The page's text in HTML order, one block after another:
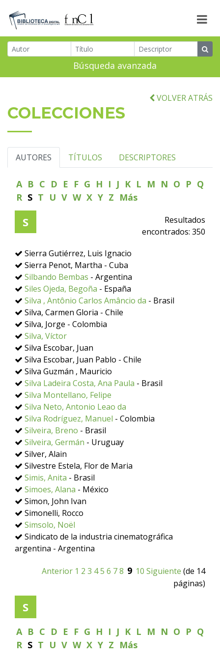
Búsqueda avanzada
VOLVER ATRÁS
COLECCIONES
AUTORES TÍTULOS DESCRIPTORES
A B C D E F G H I J K L M N O P Q
R S T U V W X Y Z Más
S
Resultados
encontrados: 350
Sierra Gutiérrez, Luis Ignacio
Sierra Penot, Martha - Cuba
Silbando Bembas - Argentina
Siles Ojeda, Begoña - España
Silva , Antônio Carlos Amâncio da - Brasil
Silva, Carmen Gloria - Chile
Silva, Jorge - Colombia
Silva, Víctor
Silva Escobar, Juan
Silva Escobar, Juan Pablo - Chile
Silva Guzmán , Mauricio
Silva Ladeira Costa, Ana Paula - Brasil
Silva Montellano, Felipe
Silva Neto, Antonio Leao da
Silva Rodríguez, Manuel - Colombia
Silveira, Breno - Brasil
Silveira, Germán - Uruguay
Silver, Alain
Silvestre Estela, Flor de Maria
Simis, Anita - Brasil
Simoes, Alana - México
Simon, John Ivan
Simonelli, Rocco
Simsolo, Noël
Sindicato de la industria cinematográfica
argentina - Argentina
Anterior 1 2 3 45 6 78 9 10 Siguiente (de 14
páginas)
S
A B C D E F G H I J K L M N O P Q
R S T U V W X Y Z Más